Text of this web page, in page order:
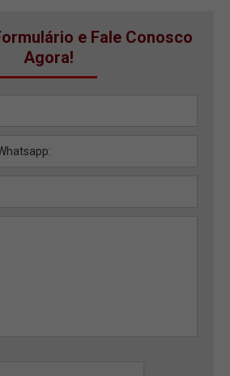
e Fale Conosco
Agora!